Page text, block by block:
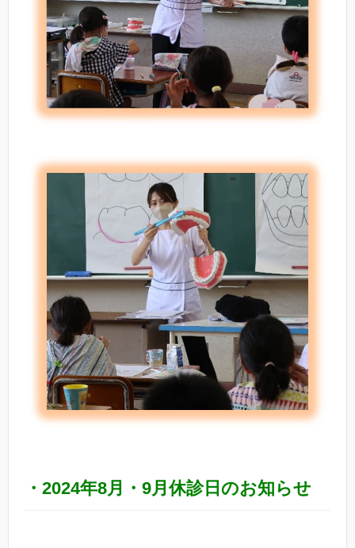
・2024年8月・9月休診日のお知らせ